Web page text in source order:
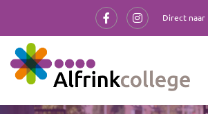
Direct naar